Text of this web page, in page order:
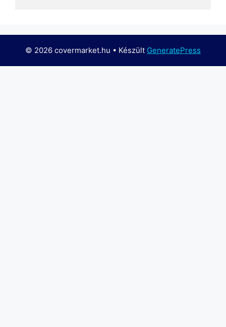
© 2026 covermarket.hu • Készült GeneratePress